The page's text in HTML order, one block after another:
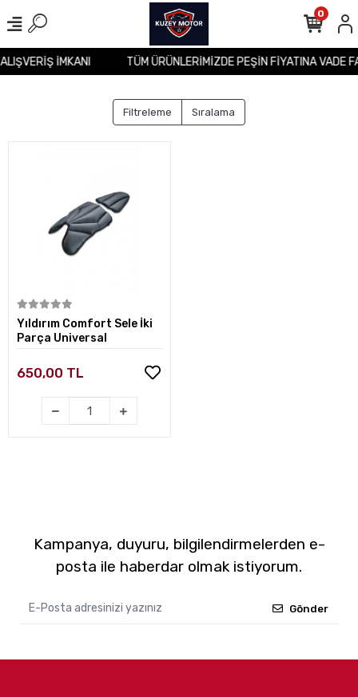
İMKANI TÜM ÜRÜNLERİMİZDE PEŞİN FİYATINA VADE
0
Filtreleme Sıralama
Sepete Ekle
Yıldırım Comfort Sele İki
Parça Universal
650,00 TL
Kampanya, duyuru, bilgilendirmelerden e-
posta ile haberdar olmak istiyorum.
Gönder